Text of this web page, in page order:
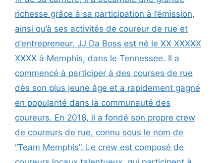
richesse grâce à sa participation à l’émission,
ainsi qu’à ses activités de coureur de rue et
d’entrepreneur. JJ Da Boss est né le XX XXXXX
XXXX à Memphis, dans le Tennessee. Il a
commencé à participer à des courses de rue
dès son plus jeune âge et a rapidement gagné
en popularité dans la communauté des
coureurs. En 2018, il a fondé son propre crew
de coureurs de rue, connu sous le nom de
“Team Memphis”. Le crew est composé de